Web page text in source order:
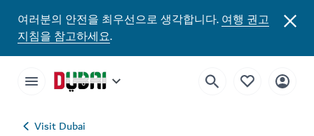
여러분의 안전을 최우선으로 생각합니다.여행 권고
지침을 참고하세요.
Visit Dubai